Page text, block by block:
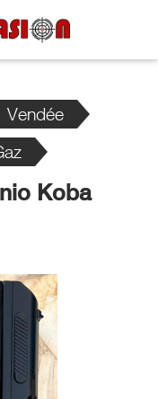
Vendée
Koba